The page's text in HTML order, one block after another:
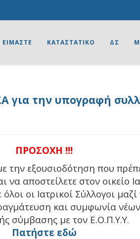
ΕΙΜΑΣΤΕ ΚΑΤΑΣΤΑΤΙΚΟ ΔΣ
για την υπογραφή
ΠΡΟΣΟΧΗ !!!
την εξουσιοδότηση που
να αποστείλετε στον οικείο
οι Ιατρικοί Σύλλογοι
και συμφωνία
σύμβασης με τον Ε.Ο.Π.Υ.Υ.
Πατήστε εδώ